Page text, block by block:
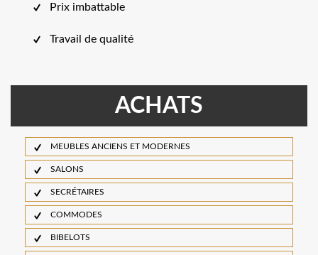
Prix imbattable
Travail de qualité
ACHATS
MEUBLES ANCIENS ET MODERNES
SALONS
SECRÉTAIRES
COMMODES
BIBELOTS